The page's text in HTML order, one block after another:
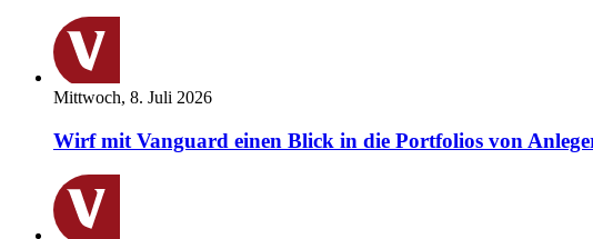
Mittwoch, 8. Juli 2026
Wirf mit Vanguard einen Blick in die Portfolios von